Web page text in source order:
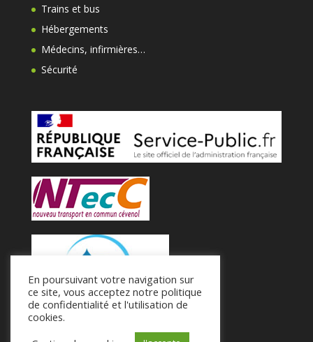
Trains et bus
Hébergements
Médecins, infirmières…
Sécurité
En poursuivant votre navigation sur
ce site, vous acceptez notre politique
de confidentialité et l'utilisation de
cookies.